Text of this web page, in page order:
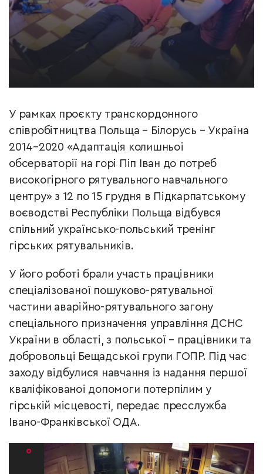
У рамках проєкту транскордонного
співробітництва Польща – Білорусь – Україна
2014–2020 «Адаптація колишньої
обсерваторії на горі Піп Іван до потреб
високогірного рятувального навчального
центру» з 12 по 15 грудня в Підкарпатському
воєводстві Республіки Польща відбувся
спільний українсько-польський тренінг
гірських рятувальників.
У його роботі брали участь працівники
спеціалізованої пошуково-рятувальної
частини аварійно-рятувального загону
спеціального призначення управління ДСНС
України в області, з польської – працівники та
добровольці Бещадської групи ГОПР. Під час
заходу відбулися навчання із надання першої
кваліфікованої допомоги потерпілим у
гірській місцевості, передає пресслужба
Івано-Франківської ОДА.